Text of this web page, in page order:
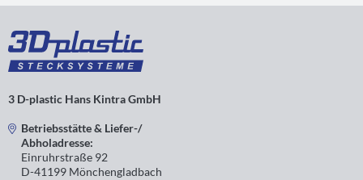
3 D-plastic Hans Kintra GmbH
Betriebsstätte & Liefer-/
Abholadresse:
Einruhrstraße 92
D-41199 Mönchengladbach